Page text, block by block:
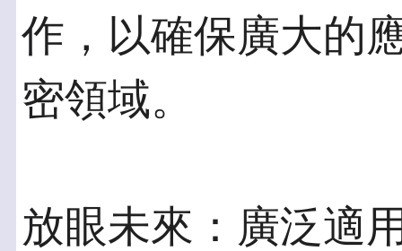
作，以確保廣大的
密領域。
放眼未來：廣泛適